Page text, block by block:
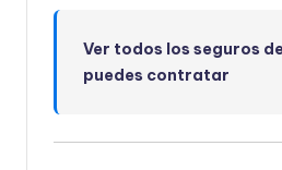
Ver todos los seguros
puedes contratar